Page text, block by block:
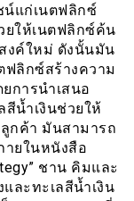
น์แก่เนตฟลิกซ์
ยให้เนตฟลิกซ์ค้น
งค์ใหม่ ดังนั้นมัน
ฟลิกซ์สร้างความ
การนำเสนอ
สีน้ำเงินช่วยให้
กค้า มันสามารถ
ยในหนังสือ
ชาน คิมและ
ละทะเลสีน้ำเงิน